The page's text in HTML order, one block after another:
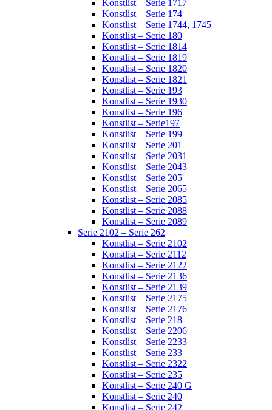
Konstlist – Serie 1717
Konstlist – Serie 174
Konstlist – Serie 1744, 1745
Konstlist – Serie 180
Konstlist – Serie 1814
Konstlist – Serie 1819
Konstlist – Serie 1820
Konstlist – Serie 1821
Konstlist – Serie 193
Konstlist – Serie 1930
Konstlist – Serie 196
Konstlist – Serie197
Konstlist – Serie 199
Konstlist – Serie 201
Konstlist – Serie 2031
Konstlist – Serie 2043
Konstlist – Serie 205
Konstlist – Serie 2065
Konstlist – Serie 2085
Konstlist – Serie 2088
Konstlist – Serie 2089
Serie 2102 – Serie 262
Konstlist – Serie 2102
Konstlist – Serie 2112
Konstlist – Serie 2122
Konstlist – Serie 2136
Konstlist – Serie 2139
Konstlist – Serie 2175
Konstlist – Serie 2176
Konstlist – Serie 218
Konstlist – Serie 2206
Konstlist – Serie 2233
Konstlist – Serie 233
Konstlist – Serie 2322
Konstlist – Serie 235
Konstlist – Serie 240 G
Konstlist – Serie 240
Konstlist – Serie 242